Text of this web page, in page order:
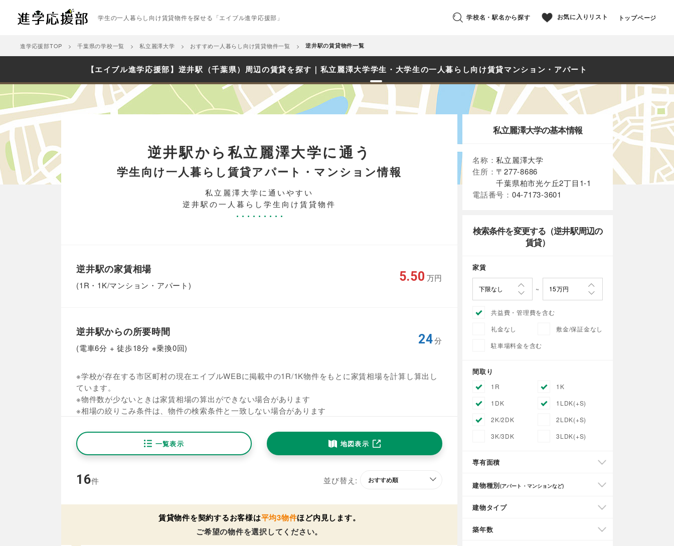
学生の一人暮らし向け賃貸物件を探せる「エイブル進学応援部」 学校名・駅名から探す お気に入りリスト トップページ
進学応援部TOP 千葉県の学校一覧 私立麗澤大学 おすすめ一人暮らし向け賃貸物件一覧 逆井駅の賃貸物件一覧
【エイブル進学応援部】逆井駅（千葉県）周辺の賃貸を探す｜私立麗澤大学学生・大学生の一人暮らし向け賃貸マンション・アパート
逆井駅から私立麗澤大学に通う
学生向け一人暮らし賃貸アパート・マンション情報
私立麗澤大学に通いやすい
逆井駅の一人暮らし学生向け賃貸物件
逆井駅の家賃相場
(1R・1K/マンション・アパート)
5.50 万円
逆井駅からの所要時間
(電車6分 + 徒歩18分 ※乗換0回)
24分
※学校が存在する市区町村の現在エイブルWEBに掲載中の1R/1K物件をもとに家賃相場を計算し算出し
ています。
※物件数が少ないときは家賃相場の算出ができない場合があります
※相場の絞りこみ条件は、物件の検索条件と一致しない場合があります
一覧表示 地図表示
16件 並び替え:
賃貸物件を契約するお客様は平均3物件ほど内見します。
ご希望の物件を選択してください。
私立麗澤大学の基本情報
名称：私立麗澤大学
住所： 〒277-8686
千葉県柏市光ケ丘2丁目1-1
電話番号： 04-7173-3601
検索条件を変更する（逆井駅周辺の
賃貸）
家賃
共益費・管理費を含む
礼金なし
敷金/保証金なし
駐車場料金を含む
間取り
1R
1K
1DK
1LDK(+S)
2K/2DK
2LDK(+S)
3K/3DK
3LDK(+S)
専有面積
建物種別(アパート・マンションなど)
建物タイプ
築年数